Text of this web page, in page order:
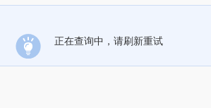
正在查询中，请刷新重试